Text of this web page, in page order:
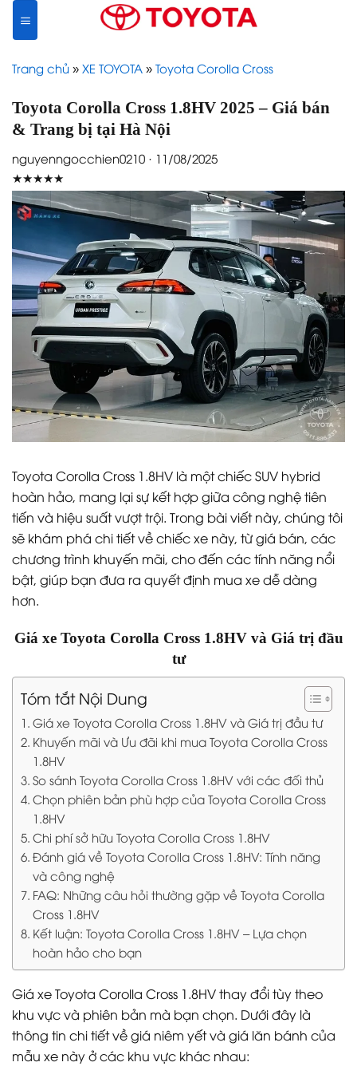
content
Trang chủ » XE TOYOTA » Toyota Corolla Cross
Toyota Corolla Cross 1.8HV 2025 – Giá bán
& Trang bị tại Hà Nội
nguyenngocchien0210 · 11/08/2025
★★★★★
Toyota Corolla Cross 1.8HV là một chiếc SUV hybrid
hoàn hảo, mang lại sự kết hợp giữa công nghệ tiên
tiến và hiệu suất vượt trội. Trong bài viết này, chúng tôi
sẽ khám phá chi tiết về chiếc xe này, từ giá bán, các
chương trình khuyến mãi, cho đến các tính năng nổi
bật, giúp bạn đưa ra quyết định mua xe dễ dàng
hơn.
Giá xe Toyota Corolla Cross 1.8HV và Giá trị đầu
tư
Tóm tắt Nội Dung
Giá xe Toyota Corolla Cross 1.8HV và Giá trị đầu tư
Khuyến mãi và Ưu đãi khi mua Toyota Corolla Cross
1.8HV
So sánh Toyota Corolla Cross 1.8HV với các đối thủ
Chọn phiên bản phù hợp của Toyota Corolla Cross
1.8HV
Chi phí sở hữu Toyota Corolla Cross 1.8HV
Đánh giá về Toyota Corolla Cross 1.8HV: Tính năng
và công nghệ
FAQ: Những câu hỏi thường gặp về Toyota Corolla
Cross 1.8HV
Kết luận: Toyota Corolla Cross 1.8HV – Lựa chọn
hoàn hảo cho bạn
Giá xe Toyota Corolla Cross 1.8HV thay đổi tùy theo
khu vực và phiên bản mà bạn chọn. Dưới đây là
thông tin chi tiết về giá niêm yết và giá lăn bánh của
mẫu xe này ở các khu vực khác nhau: